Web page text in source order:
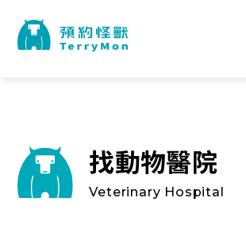
找動物醫院
Veterinary Hospital